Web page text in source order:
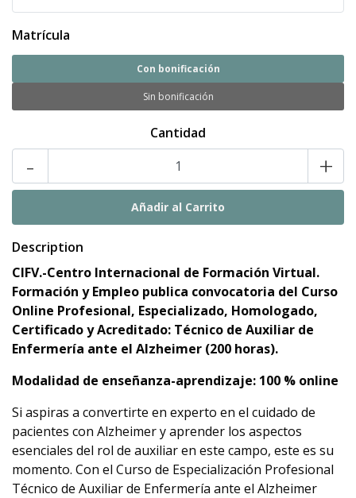
Matrícula
Con bonificación
Sin bonificación
Cantidad
- +
Description
CIFV.-Centro Internacional de Formación Virtual.
Formación y Empleo publica convocatoria del Curso
Online Profesional, Especializado, Homologado,
Certificado y Acreditado: Técnico de Auxiliar de
Enfermería ante el Alzheimer (200 horas).
Modalidad de enseñanza-aprendizaje: 100 % online
Si aspiras a convertirte en experto en el cuidado de
pacientes con Alzheimer y aprender los aspectos
esenciales del rol de auxiliar en este campo, este es su
momento. Con el Curso de Especialización Profesional
Técnico de Auxiliar de Enfermería ante el Alzheimer